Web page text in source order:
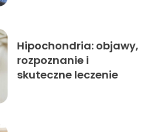
Hipochondria: objawy,
rozpoznanie i
skuteczne leczenie